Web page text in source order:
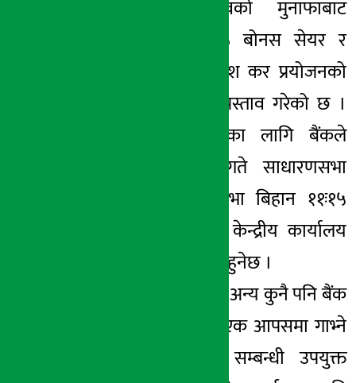
बैंकले गत आवको मुनाफाबाट
सेयरधनीलाई १३% बोनस सेयर र
०.६८% नगद लाभांश कर प्रयोजनको
लागि वितरण गर्ने प्रस्ताव गरेको छ ।
सो प्रस्ताव पारितका लागि बैंकले
आगामी पुस ९ गते साधारणसभा
बोलाएको छ । सभा बिहान ११ः१५
बजेदेखि कम्पनीको केन्द्रीय कार्यालय
डिल्ली बजारमा शुरु हुनेछ ।
साथै सभाले बैंकसँग अन्य कुनै पनि बैंक
तथा वित्तीय संस्था एक आपसमा गाभ्ने
गाभिने वा प्राप्ति सम्बन्धी उपयुक्त